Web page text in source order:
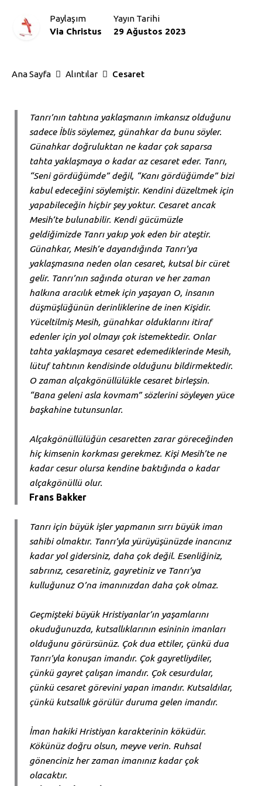
Paylaşım
Via Christus
Yayın Tarihi
29 Ağustos 2023
Ana Sayfa Alıntılar Cesaret
Tanrı’nın tahtına yaklaşmanın imkansız olduğunu
sadece İblis söylemez, günahkar da bunu söyler.
Günahkar doğruluktan ne kadar çok saparsa
tahta yaklaşmaya o kadar az cesaret eder. Tanrı,
“Seni gördüğümde” değil, “Kanı gördüğümde” bizi
kabul edeceğini söylemiştir. Kendini düzeltmek için
yapabileceğin hiçbir şey yoktur. Cesaret ancak
Mesih’te bulunabilir. Kendi gücümüzle
geldiğimizde Tanrı yakıp yok eden bir ateştir.
Günahkar, Mesih’e dayandığında Tanrı’ya
yaklaşmasına neden olan cesaret, kutsal bir cüret
gelir. Tanrı’nın sağında oturan ve her zaman
halkına aracılık etmek için yaşayan O, insanın
düşmüşlüğünün derinliklerine de inen Kişidir.
Yüceltilmiş Mesih, günahkar olduklarını itiraf
edenler için yol olmayı çok istemektedir. Onlar
tahta yaklaşmaya cesaret edemediklerinde Mesih,
lütuf tahtının kendisinde olduğunu bildirmektedir.
O zaman alçakgönüllülükle cesaret birleşsin.
“Bana geleni asla kovmam” sözlerini söyleyen yüce
başkahine tutunsunlar.
Alçakgönüllülüğün cesaretten zarar göreceğinden
hiç kimsenin korkması gerekmez. Kişi Mesih’te ne
kadar cesur olursa kendine baktığında o kadar
alçakgönüllü olur.
Frans Bakker
Tanrı için büyük işler yapmanın sırrı büyük iman
sahibi olmaktır. Tanrı’yla yürüyüşünüzde inancınız
kadar yol gidersiniz, daha çok değil. Esenliğiniz,
sabrınız, cesaretiniz, gayretiniz ve Tanrı’ya
kulluğunuz O’na imanınızdan daha çok olmaz.
Geçmişteki büyük Hristiyanlar’ın yaşamlarını
okuduğunuzda, kutsallıklarının esininin imanları
olduğunu görürsünüz. Çok dua ettiler, çünkü dua
Tanrı’yla konuşan imandır. Çok gayretliydiler,
çünkü gayret çalışan imandır. Çok cesurdular,
çünkü cesaret görevini yapan imandır. Kutsaldılar,
çünkü kutsallık görülür duruma gelen imandır.
İman hakiki Hristiyan karakterinin köküdür.
Kökünüz doğru olsun, meyve verin. Ruhsal
gönenciniz her zaman imanınız kadar çok
olacaktır.